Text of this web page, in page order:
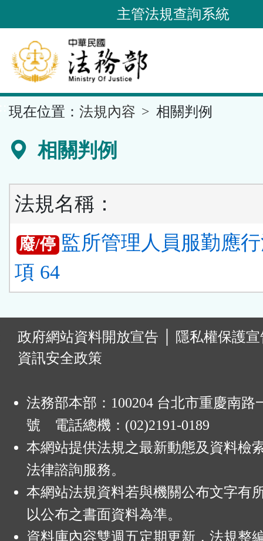
到
要
內
容
區
主管法規查詢系統
現在位置： 法規內容 相關判例
相關判例
法規名稱：
廢/停 監所管理人員服勤應
項 64
政府網站資料開放宣告
隱私權保護
資訊安全政策
法務部本部：100204 台北市重慶南路
號 電話總機：(02)2191-0189
本網站提供法規之最新動態及資料檢
法律諮詢服務。
本網站法規資料若與機關公布文字有
以公布之書面資料為準。
資料庫內容雙週五定期更新，法規整